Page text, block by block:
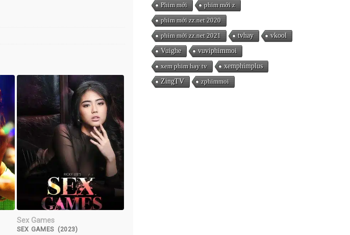
Sex Games
SEX GAMES (2023)
Phim mới
phim mới z
phim mới zz.net 2020
phim mới zz.net 2021
tvhay
vkool
Vuighe
vuviphimmoi
xem phim hay tv
xemphimplus
ZingTV
zphimmoi